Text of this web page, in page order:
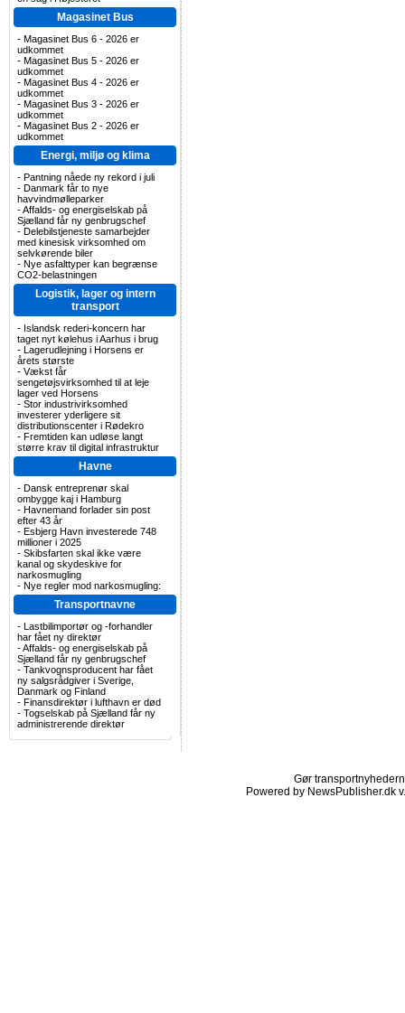
Magasinet Bus
- Magasinet Bus 6 - 2026 er
udkommet
- Magasinet Bus 5 - 2026 er
udkommet
- Magasinet Bus 4 - 2026 er
udkommet
- Magasinet Bus 3 - 2026 er
udkommet
- Magasinet Bus 2 - 2026 er
udkommet
Energi, miljø og klima
- Pantning nåede ny rekord i juli
- Danmark får to nye
havvindmølleparker
-Affalds- og energiselskab på
Sjælland får ny genbrugschef
- Delebilstjeneste samarbejder
med kinesisk virksomhed om
selvkørende biler
- Nye asfalttyper kan begrænse
CO2-belastningen
Logistik, lager og intern
transport
- Islandsk rederi-koncern har
taget nyt kølehus i Aarhus i brug
- Lagerudlejning i Horsens er
årets største
- Vækst får
sengetøjsvirksomhed til at leje
lager ved Horsens
- Stor industrivirksomhed
investerer yderligere sit
distributionscenter i Rødekro
- Fremtiden kan udløse langt
større krav til digital infrastruktur
Havne
- Dansk entreprenør skal
ombygge kaj i Hamburg
- Havnemand forlader sin post
efter 43 år
- Esbjerg Havn investerede 748
millioner i 2025
- Skibsfarten skal ikke være
kanal og skydeskive for
narkosmugling
- Nye regler mod narkosmugling:
Transportnavne
- Lastbilimportør og -forhandler
har fået ny direktør
-Affalds- og energiselskab på
Sjælland får ny genbrugschef
- Tankvognsproducent har fået
ny salgsrådgiver i Sverige,
Danmark og Finland
- Finansdirektør i lufthavn er død
- Togselskab på Sjælland får ny
administrerende direktør
Gør
Powered by NewsPublisher.dk